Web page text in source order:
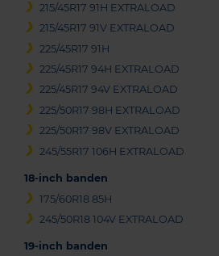
215/45R17 91H EXTRALOAD
215/45R17 91V EXTRALOAD
225/45R17 91H
225/45R17 94H EXTRALOAD
225/45R17 94V EXTRALOAD
225/50R17 98H EXTRALOAD
225/50R17 98V EXTRALOAD
245/55R17 106H EXTRALOAD
18-inch banden
175/60R18 85H
245/50R18 104V EXTRALOAD
19-inch banden